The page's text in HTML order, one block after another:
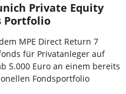
Private Equity
Portfolio
MPE Direct Return 7
für Privatanleger auf
5.000 Euro an einem bereits
Fondsportfolio